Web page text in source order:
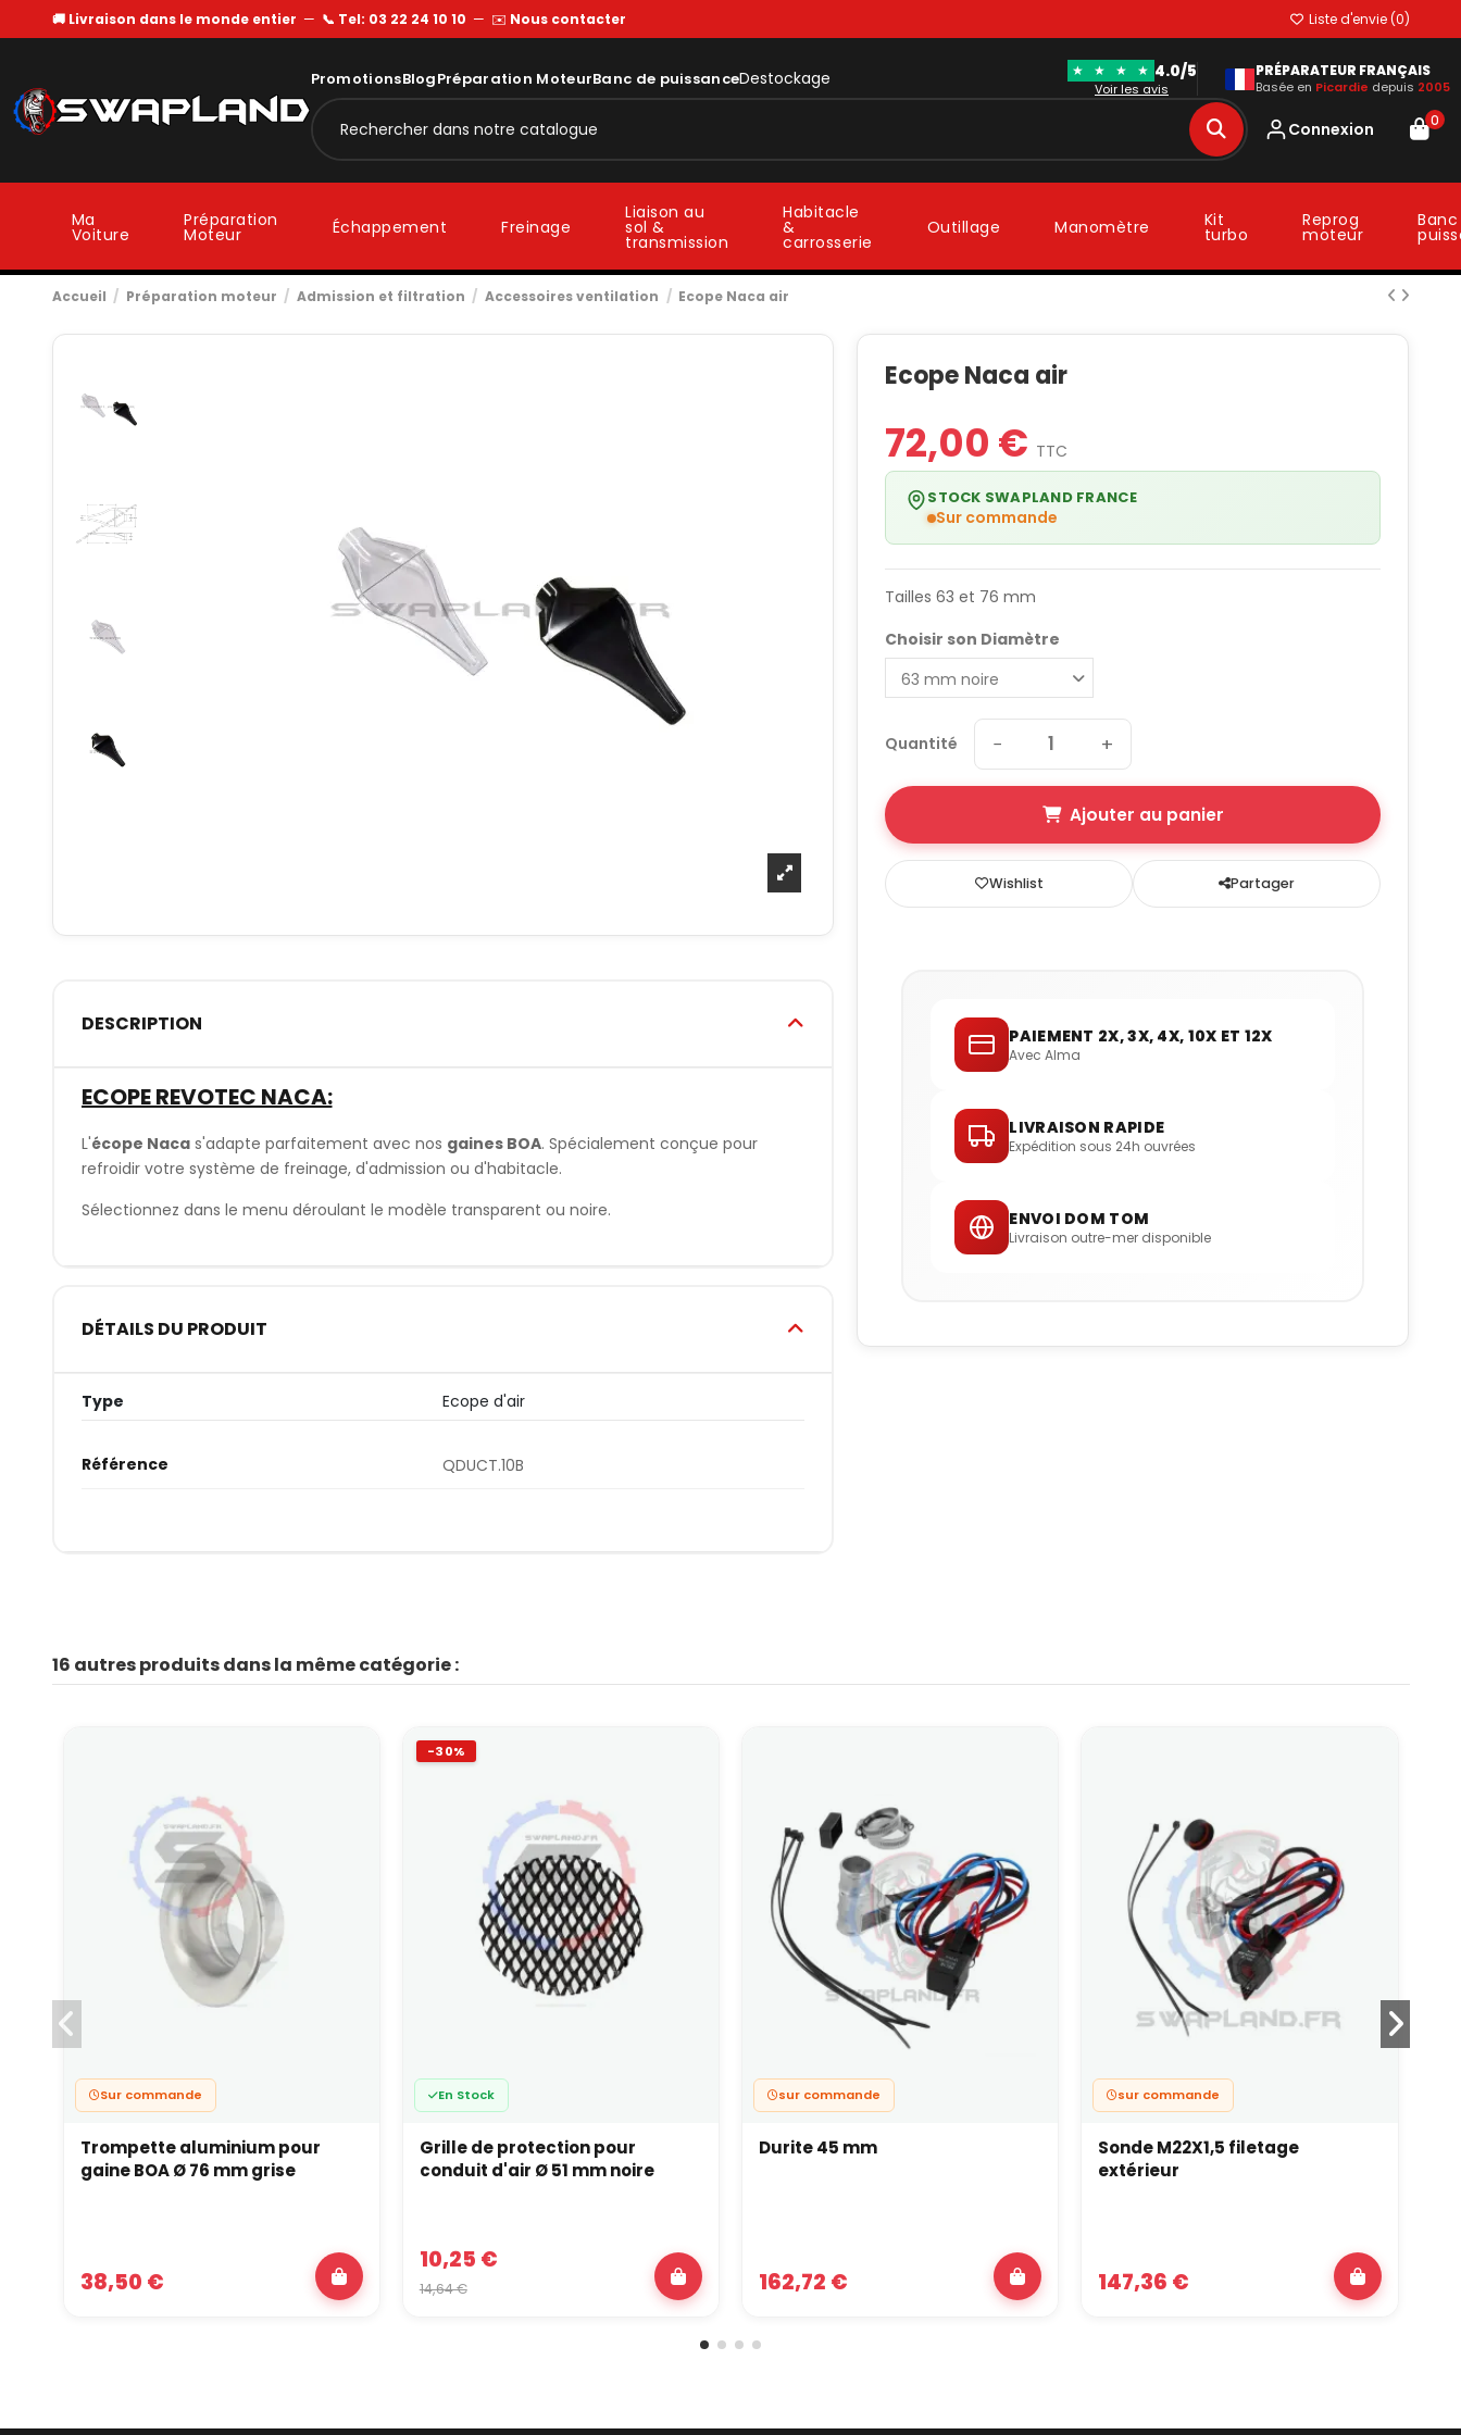
🚚 Livraison dans le monde entier — 📞 Tel: 03 22 24 10 10 — ✉️ Nous contacter Liste d'envie (0)
PromotionsBlogPréparation MoteurBanc de puissanceDestockage ★ ★ ★ ★ 4.0/5
Voir les avis
PRÉPARATEUR FRANÇAIS
Basée en Picardie depuis 2005
Connexion 0
Ma
Voiture
Préparation
Moteur Échappement Freinage
Liaison au
sol &
transmission
Habitacle
&
carrosserie
Outillage Manomètre Kit
turbo
Reprog
moteur
Accueil Préparation moteur Admission et filtration Accessoires ventilation Ecope Naca air
DESCRIPTION
ECOPE REVOTEC NACA:
L'écope Nacas'adapte parfaitement avec nos gaines BOA. Spécialement conçue pour
refroidir votre système de freinage, d'admission ou d'habitacle.
Sélectionnez dans le menu déroulant le modèle transparent ou noire.
DÉTAILS DU PRODUIT
Type Ecope d'air
Référence QDUCT.10B
Ecope Naca air
72,00 € TTC
STOCK SWAPLAND FRANCE
Sur commande
Tailles 63 et 76 mm
Choisir son Diamètre
Quantité − +
Ajouter au panier
Wishlist Partager
PAIEMENT 2X, 3X, 4X, 10X ET 12X
Avec Alma
LIVRAISON RAPIDE
Expédition sous 24h ouvrées
ENVOI DOM TOM
Livraison outre-mer disponible
16 autres produits dans la même catégorie :
Sur commande
Trompette aluminium pour
gaine BOA Ø 76 mm grise
38,50 €
-30%
En Stock
Grille de protection pour
conduit d'air Ø 51 mm noire
10,25 €
14,64 €
sur commande
Durite 45 mm
162,72 €
sur commande
Sonde M22X1,5 filetage
extérieur
147,36 €